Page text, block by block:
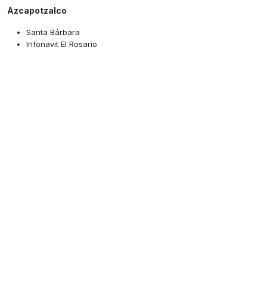
Azcapotzalco
Santa Bárbara
Infonavit El Rosario